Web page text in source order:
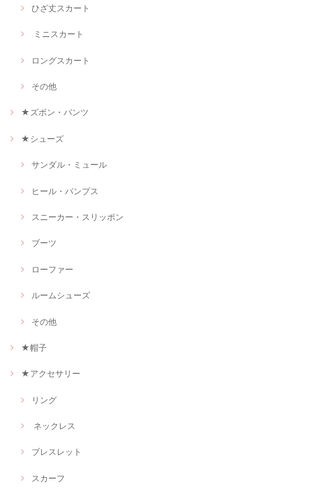
ひざ丈スカート
ミニスカート
ロングスカート
その他
★ズボン・パンツ
★シューズ
サンダル・ミュール
ヒール・パンプス
スニーカー・スリッポン
ブーツ
ローファー
ルームシューズ
その他
★帽子
★アクセサリー
リング
ネックレス
ブレスレット
スカーフ